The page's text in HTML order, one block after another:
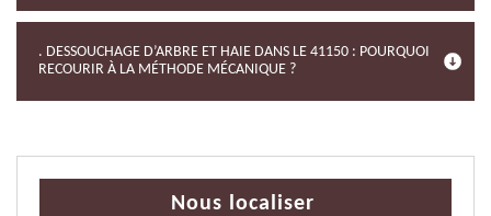
. DESSOUCHAGE D’ARBRE ET HAIE DANS LE 41150 : POURQUOI
RECOURIR À LA MÉTHODE MÉCANIQUE ?
Nous localiser